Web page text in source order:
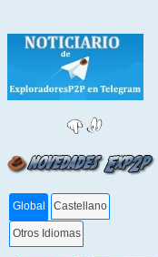
Global Castellano
Otros Idiomas